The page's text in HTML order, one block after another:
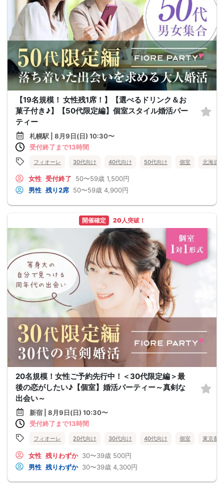
【19名規模！ 女性残1席！】【選べるドリンク＆お
菓子付き♪】【50代限定編】個室スタイル婚活パー
ティー
札幌駅 | 8月9日(日) 10:30〜
受付終了まで13時間
フィオーレ 30代向け 40代向け 50代向け 個室 北海道
女性 受付終了 50〜59歳 1,500円
男性 残り2席 50〜59歳 4,900円
開催確定 20人突破！
20名規模！女性ご予約先行中！＜30代限定編＞最
後の恋がしたい♪【個室】婚活パーティー～真剣な
出会い～
新宿 | 8月9日(日) 10:30〜
受付終了まで13時間
フィオーレ 20代向け 30代向け 40代向け 個室 東京都
女性 残りわずか 30〜39歳 500円
男性 残りわずか 30〜39歳 4,300円